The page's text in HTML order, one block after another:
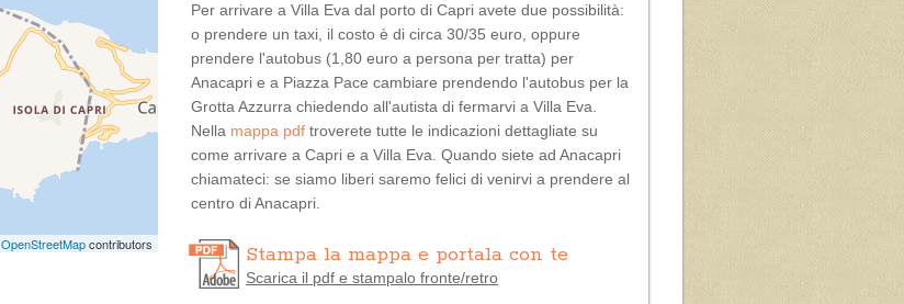
OpenStreetMapcontributors
Per arrivare a Villa Eva dal porto di Capri avete due possibilità:
o prendere un taxi, il costo è di circa 30/35 euro, oppure
prendere l'autobus (1,80 euro a persona per tratta) per
Anacapri e a Piazza Pace cambiare prendendo l'autobus per la
Grotta Azzurra chiedendo all'autista di fermarvi a Villa Eva.
Nella mappa pdf troverete tutte le indicazioni dettagliate su
come arrivare a Capri e a Villa Eva. Quando siete ad Anacapri
chiamateci: se siamo liberi saremo felici di venirvi a prendere al
centro di Anacapri.
Stampa la mappa e portala con te
Scarica il pdf e stampalo fronte/retro